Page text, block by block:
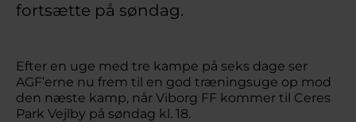
fortsætte på søndag.
Efter en uge med tre kampe på seks dage ser
AGF’erne nu frem til en god træningsuge op mod
den næste kamp, når Viborg FF kommer til Ceres
Park Vejlby på søndag kl. 18.